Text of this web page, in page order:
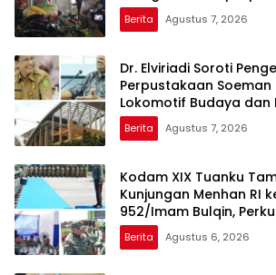
Berita Agustus 7, 2026
Dr. Elviriadi Soroti
Perpustakaan Soeman
Lokomotif Budaya dan
Candradimuka
Berita Agustus 7, 2026
Kodam XIX Tuanku
Kunjungan Menhan RI
952/Imam Bulqin,
Satuan
Berita Agustus 6, 2026